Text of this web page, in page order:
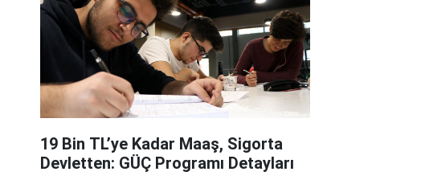
19 Bin TL’ye Kadar Maaş, Sigorta
Devletten: GÜÇ Programı Detayları